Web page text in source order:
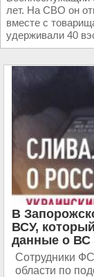
лет. На СВО он
вместе с
удерживали 40
В
ВСУ,
данные о
Сотрудники
области по